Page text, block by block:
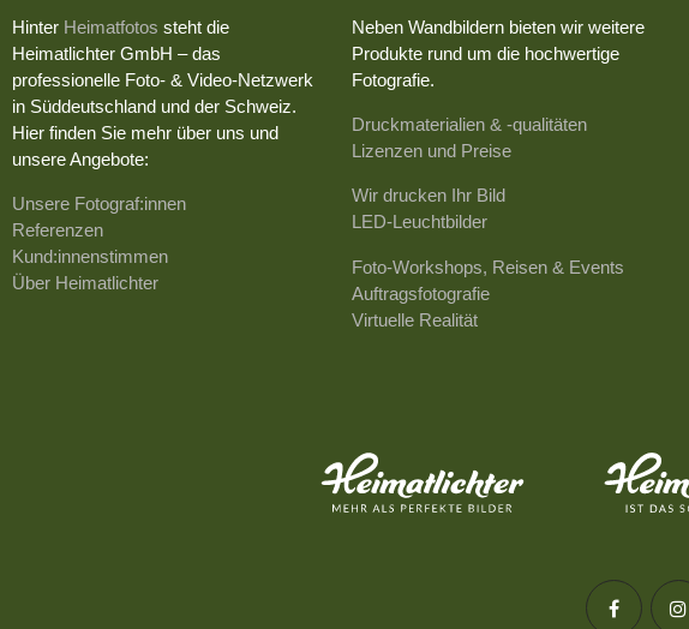
Hinter Heimatfotos steht die
Heimatlichter GmbH – das
professionelle Foto- & Video-Netzwerk
in Süddeutschland und der Schweiz.
Hier finden Sie mehr über uns und
unsere Angebote:
Unsere Fotograf:innen
Referenzen
Kund:innenstimmen
Über Heimatlichter
Neben Wandbildern bieten wir weitere
Produkte rund um die hochwertige
Fotografie.
Druckmaterialien & -qualitäten
Lizenzen und Preise
Wir drucken Ihr Bild
LED-Leuchtbilder
Foto-Workshops, Reisen & Events
Auftragsfotografie
Virtuelle Realität